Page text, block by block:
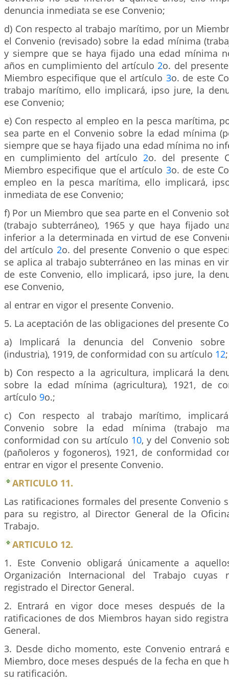
denuncia inmediata se ese Convenio;
d) Con respecto al trabajo marítimo, por un
el Convenio (revisado) sobre la edad mínima
y siempre que se haya fijado una edad mínima
años en cumplimiento del artículo2o. del
Miembro especifique que el artículo 3o. de este
trabajo marítimo, ello implicará, ipso jure, la
ese Convenio;
e) Con respecto al empleo en la pesca marítima,
sea parte en el Convenio sobre la edad mínima
siempre que se haya fijado una edad mínima no
en cumplimiento del artículo2o. del presente
Miembro especifique que el artículo 3o. de este
empleo en la pesca marítima, ello implicará,
inmediata de ese Convenio;
f) Por un Miembro que sea parte en el Convenio
(trabajo subterráneo), 1965 y que haya fijado
inferior a la determinada en virtud de ese
del artículo 2o. del presente Convenio o que
se aplica al trabajo subterráneo en las minas en
de este Convenio, ello implicará, ipso jure, la
ese Convenio,
al entrar en vigor el presente Convenio.
5. La aceptación de las obligaciones del presente
a) Implicará la denuncia del Convenio
(industria), 1919, de conformidad con su artículo 12;
b) Con respecto a la agricultura, implicará la
sobre la edad mínima (agricultura), 1921, de
artículo 9o.;
c) Con respecto al trabajo marítimo,
Convenio sobre la edad mínima (trabajo
conformidad con su artículo 10, y del Convenio
(pañoleros y fogoneros), 1921, de conformidad
entrar en vigor el presente Convenio.
ARTICULO 11.
Las ratificaciones formales del presente Convenio
para su registro, al Director General de la
Trabajo.
ARTICULO 12.
1. Este Convenio obligará únicamente a
Organización Internacional del Trabajo cuyas
registrado el Director General.
2. Entrará en vigor doce meses después de
ratificaciones de dos Miembros hayan sido
General.
3. Desde dicho momento, este Convenio entrará
Miembro, doce meses después de la fecha en que
su ratificación.